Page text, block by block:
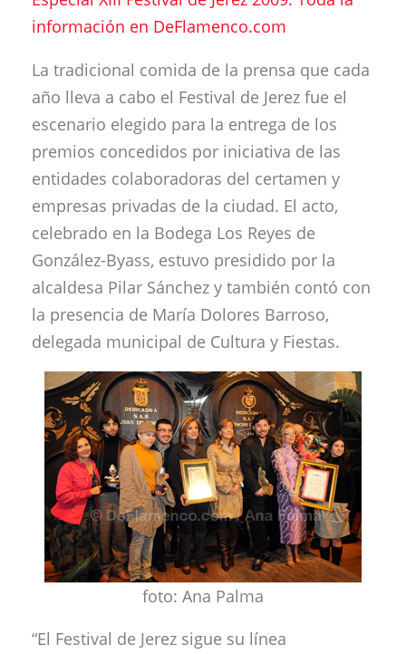
información en DeFlamenco.com
La tradicional comida de la prensa que cada
año lleva a cabo el Festival de Jerez fue el
escenario elegido para la entrega de los
premios concedidos por iniciativa de las
entidades colaboradoras del certamen y
empresas privadas de la ciudad. El acto,
celebrado en la Bodega Los Reyes de
González-Byass, estuvo presidido por la
alcaldesa Pilar Sánchez y también contó con
la presencia de María Dolores Barroso,
delegada municipal de Cultura y Fiestas.
foto: Ana Palma
“El Festival de Jerez sigue su línea